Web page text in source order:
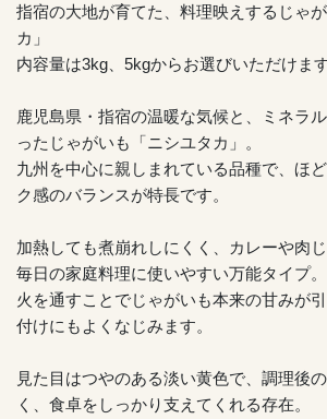
指宿の大地が育てた、料理映えするじゃ
カ」
内容量は3kg、5kgからお選びいただけます
鹿児島県・指宿の温暖な気候と、ミネラ
ったじゃがいも「ニシユタカ」。
九州を中心に親しまれている品種で、ほ
ク感のバランスが特長です。
加熱しても煮崩れしにくく、カレーや肉じ
毎日の家庭料理に使いやすい万能タイプ。
火を通すことでじゃがいも本来の甘みが
付けにもよくなじみます。
見た目はつやのある淡い黄色で、調理後
く、食卓をしっかり支えてくれる存在。